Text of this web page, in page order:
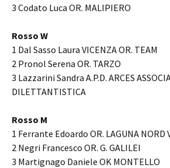
3 Codato Luca OR. MALIPIERO
Rosso W
1 Dal Sasso Laura VICENZA OR. TEAM
2 Pronol Serena OR. TARZO
3 Lazzarini Sandra A.P.D. ARCES
DILETTANTISTICA
Rosso M
1 Ferrante Edoardo OR. LAGUNA NORD
2 Negri Francesco OR. G. GALILEI
3 Martignago Daniele OK MONTELLO